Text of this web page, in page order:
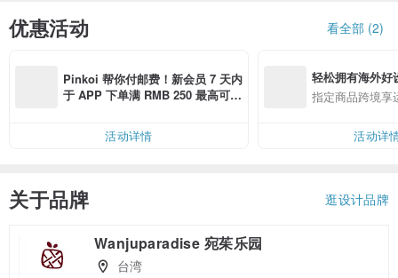
优惠活动 看全部 (2)
Pinkoi 帮你付邮费！新会员 7 天内
于 APP 下单满 RMB 250 最高可折
活动详情
轻松拥有海外好
指定商品跨境享
活动详
关于品牌 逛设计品牌
Wanjuparadise 宛茱乐园
台湾